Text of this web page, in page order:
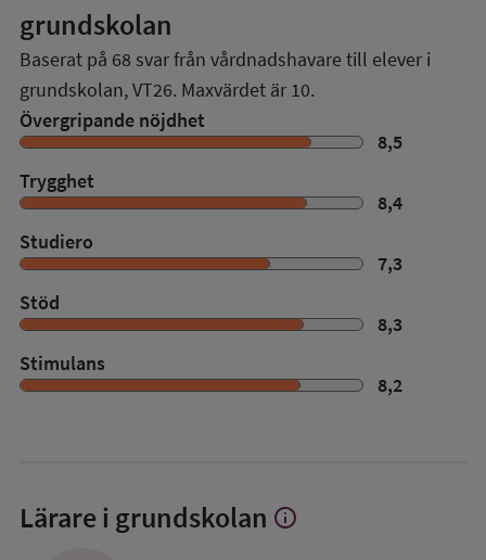
grundskolan
Baserat på 68 svar från vårdnadshavare till elever i
grundskolan,VT26. Maxvärdet är 10.
Övergripande nöjdhet
8,5
Trygghet
8,4
Studiero
7,3
Stöd
8,3
Stimulans
8,2
Lärare i grundskolan Visa
info